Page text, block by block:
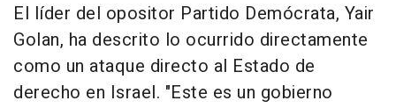
El líder del opositor Partido Demócrata, Yair
Golan, ha descrito lo ocurrido directamente
como un ataque directo al Estado de
derecho en Israel. "Este es un gobierno